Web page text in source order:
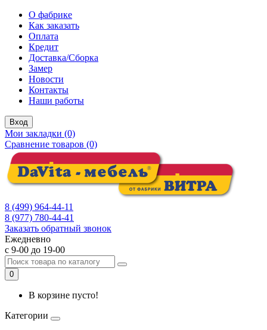
О фабрике
Как заказать
Оплата
Кредит
Доставка/Сборка
Замер
Новости
Контакты
Наши работы
Вход
Мои закладки (0)
Сравнение товаров (0)
8 (499) 964-44-11
8 (977) 780-44-41
Заказать обратный звонок
Ежедневно
с 9-00 до 19-00
0
В корзине пусто!
Категории